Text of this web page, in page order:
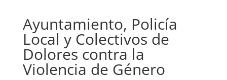
Ayuntamiento, Policía
Local y Colectivos de
Dolores contra la
Violencia de Género